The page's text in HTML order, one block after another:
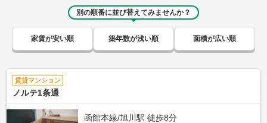
別の順番に並び替えてみませんか？
家賃が安い順 築年数が浅い順 面積が広い順
賃貸マンション
ノルテ1条通
函館本線/旭川駅 徒歩8分